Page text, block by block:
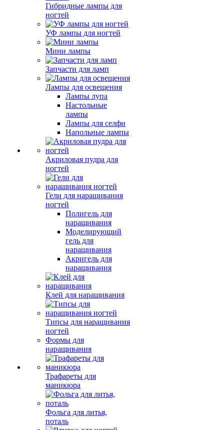
Гибридные лампы для
ногтей
УФ лампы для ногтей
Мини лампы
Запчасти для ламп
Лампы для освещения
Лампы лупа
Настольные
лампы
Лампы для селфи
Напольные лампы
Акриловая пудра для
ногтей
Гели для наращивания
ногтей
Полигель для
наращивания
Моделирующий
гель для
наращивания
Акригель для
наращивания
Клей для наращивания
Типсы для наращивания
ногтей
Формы для
наращивания
Трафареты для
маникюра
Фольга для литья,
поталь